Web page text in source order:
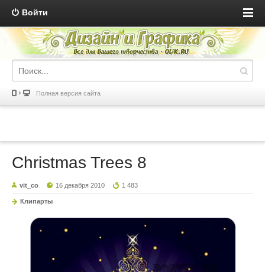
Войти
Полная версия сайта
Christmas Trees 8
vit_co 16 декабря 2010 1 483
Клипарты